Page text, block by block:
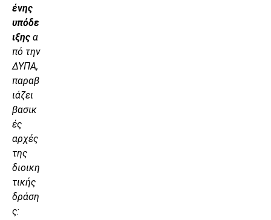
ένης
υπόδε
ιξης α
πό την
ΔΥΠΑ,
παραβ
ιάζει
βασικ
ές
αρχές
της
διοικη
τικής
δράση
ς: